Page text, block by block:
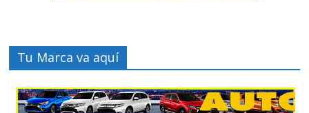
Tu Marca va aquí